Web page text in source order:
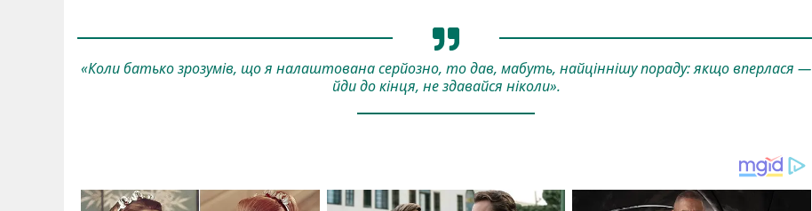
«Коли батько зрозумів, що я налаштована серйозно, то дав, мабуть, найціннішу пораду: якщо вперлася —
йди до кінця, не здавайся ніколи».